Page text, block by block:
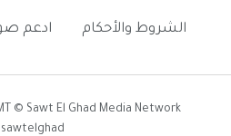
الشروط والأحكام ادعم
© Sawt El Ghad Media Network